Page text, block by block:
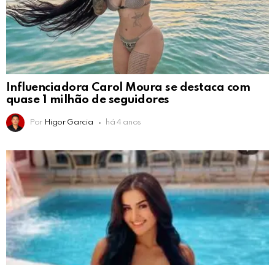
Influenciadora Carol Moura se destaca com
quase 1 milhão de seguidores
Por Higor Garcia há 4 anos